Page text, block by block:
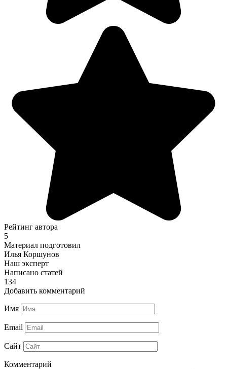
Рейтинг автора
5
Материал подготовил
Илья Коршунов
Наш эксперт
Написано статей
134
Добавить комментарий
Имя
Email
Сайт
Комментарий